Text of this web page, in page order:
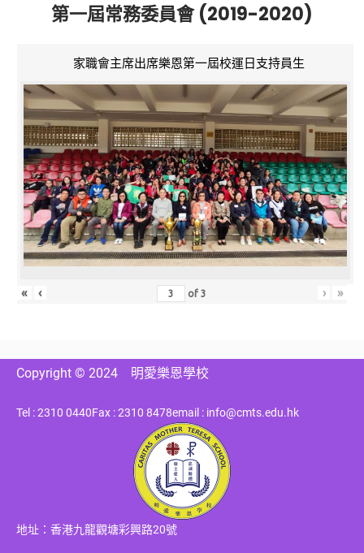
第一屆常務委員會 (2019-2020)
家職會主席出席樂恩第一屆校運日支持員生
« ‹ of3 › »
Copyright © 2024 明愛樂恩學校
Tel : 2310 0440Fax : 2310 8478email : info@cmts.edu.hk
地址：香港九龍觀塘彩興路20號